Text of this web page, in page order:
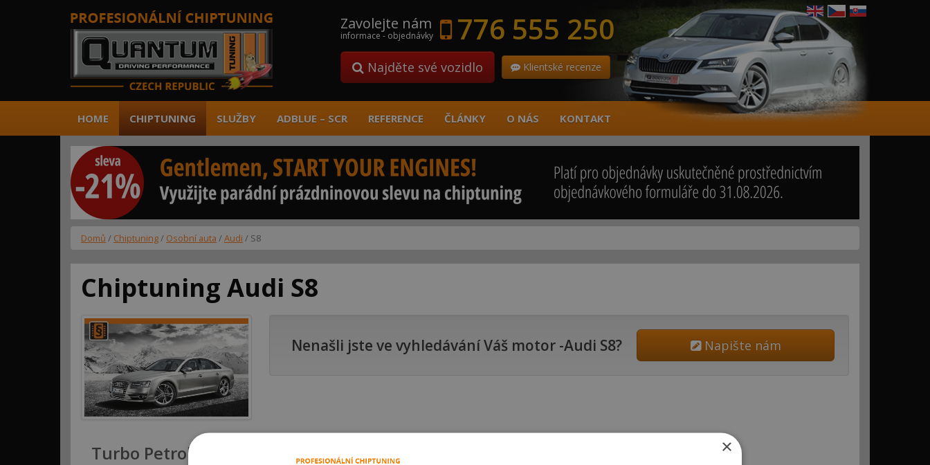
Zavolejte nám
informace - objednávky 776 555 250
Najděte své vozidlo Klientské recenze
HOME CHIPTUNING SLUŽBY ADBLUE – SCR REFERENCE ČLÁNKY O NÁS KONTAKT
Domů / Chiptuning/ Osobní auta /Audi / S8
Chiptuning Audi S8
Nenašli jste ve vyhledávání Váš motor -Audi S8? Napište nám
Turbo Petrol Petrol ×